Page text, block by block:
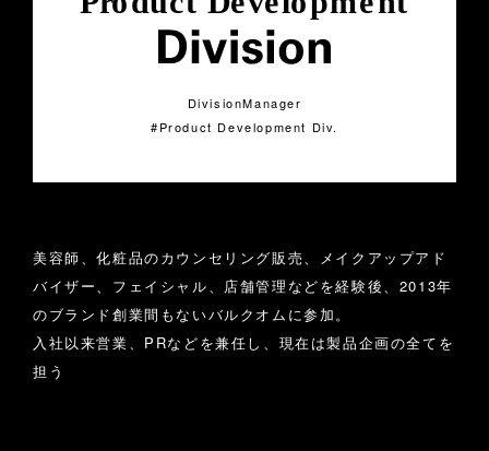
DivisionManager
Product Development Div.
PROFILE
美容師、化粧品のカウンセリング販売、メイクアップアド
バイザー、フェイシャル、店舗管理などを経験後、2013年
のブランド創業間もないバルクオムに参加。
入社以来営業、PRなどを兼任し、現在は製品企画の全てを
担う